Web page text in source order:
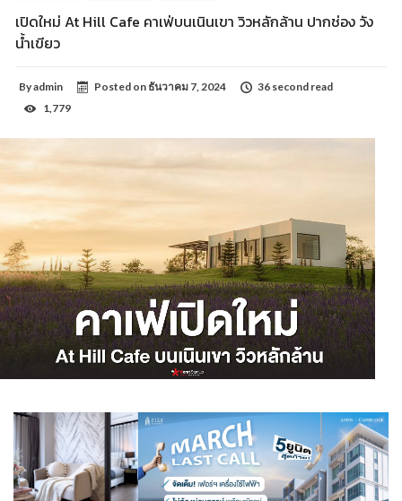
เปิดใหม่ At Hill Cafe คาเฟ่บนเนินเขา วิวหลักล้าน ปากช่อง วัง
น้ำเขียว
Byadmin Posted on ธันวาคม 7, 2024
36 second read
1,779